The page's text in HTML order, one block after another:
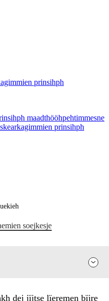
prinsihph
maadthööhpehtimmesne
prinsihph
soejkesje
dej jïjtse lïeremen bïjre